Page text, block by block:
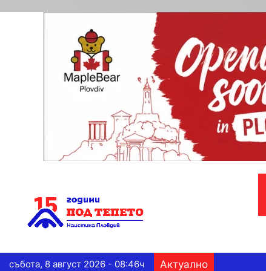
събота, 8 август 2026 - 08:46ч
Актуално